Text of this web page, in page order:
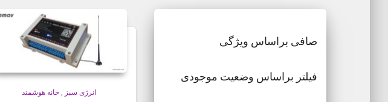
صافی براساس ویژگی
فیلتر براساس وضعیت موجودی
انرژی سبز خانه هوشمند